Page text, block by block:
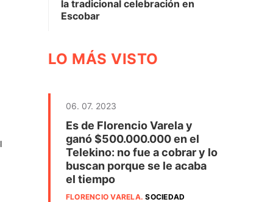
la tradicional celebración en
Escobar
LO MÁS VISTO
06. 07. 2023
Es de Florencio Varela y
ganó $500.000.000 en el
Telekino: no fue a cobrar y lo
buscan porque se le acaba
el tiempo
FLORENCIO VARELA.SOCIEDAD